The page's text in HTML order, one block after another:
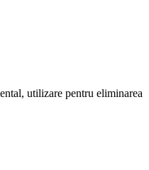
utilizare pentru eliminarea